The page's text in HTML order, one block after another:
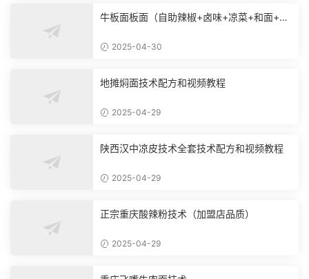
牛板面板面（自助辣椒+卤味+凉菜+和面+烙
2025-04-30
地摊焖面技术配方和视频教程
2025-04-29
陕西汉中凉皮技术全套技术配方和视频教程
2025-04-29
正宗重庆酸辣粉技术（加盟店品质）
2025-04-29